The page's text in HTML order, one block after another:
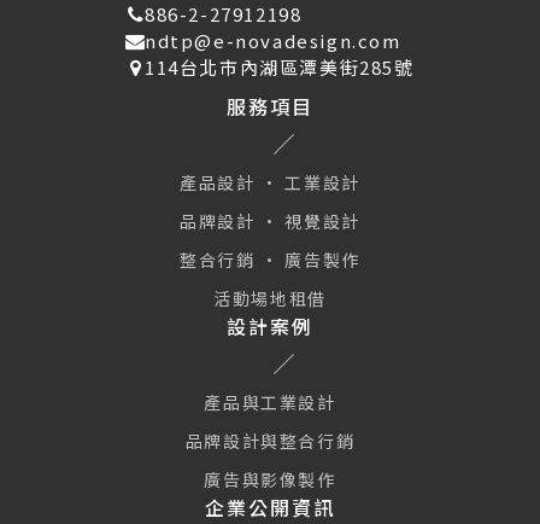
886-2-27912198
ndtp@e-novadesign.com
114台北市內湖區潭美街285號
服務項目
產品設計 · 工業設計
品牌設計 · 視覺設計
整合行銷 · 廣告製作
活動場地租借
設計案例
產品與工業設計
品牌設計與整合行銷
廣告與影像製作
企業公開資訊